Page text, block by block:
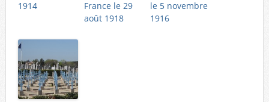
1914
France le 29
août 1918
le 5 novembre
1916